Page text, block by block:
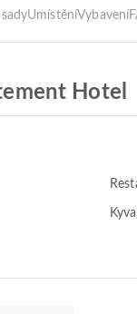
UmístěníVybavení
Hotel